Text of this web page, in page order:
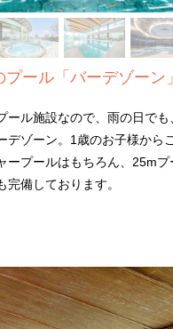
ール「バーデゾーン」
ール施設なので、雨の日でも
デゾーン。1歳のお子様から
ープールはもちろん、25mプ
完備しております。